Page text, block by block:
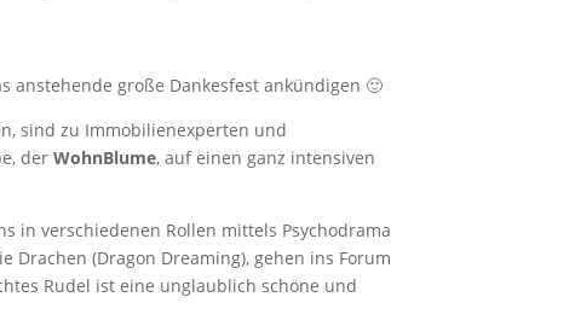
anstehende große Dankesfest ankündigen 🙂
sind zu Immobilienexperten und
derWohnBlume, auf einen ganz intensiven
in verschiedenen Rollen mittels Psychodrama
(Dragon Dreaming), gehen ins Forum
Rudel ist eine unglaublich schöne und